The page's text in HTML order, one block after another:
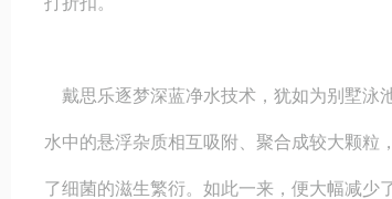
戴思乐逐梦深蓝净水技术，犹如为别墅泳
水中的悬浮杂质相互吸附、聚合成较大颗粒
了细菌的滋生繁衍。如此一来，便大幅减少